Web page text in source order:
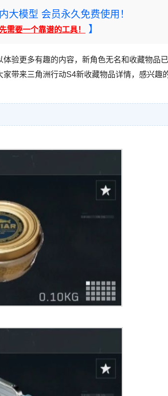
大模型 会员永久免费使用！
需要一个靠谱的工具！ 】
验更多有趣的内容，新角色无名和收藏物品已
带来三角洲行动S4新收藏物品详情，感兴趣